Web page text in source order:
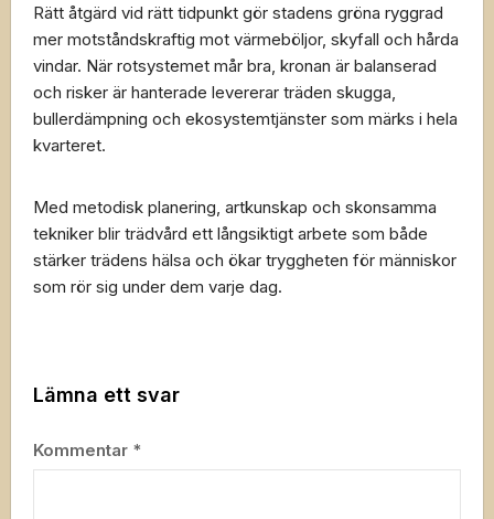
Rätt åtgärd vid rätt tidpunkt gör stadens gröna ryggrad
mer motståndskraftig mot värmeböljor, skyfall och hårda
vindar. När rotsystemet mår bra, kronan är balanserad
och risker är hanterade levererar träden skugga,
bullerdämpning och ekosystemtjänster som märks i hela
kvarteret.
Med metodisk planering, artkunskap och skonsamma
tekniker blir trädvård ett långsiktigt arbete som både
stärker trädens hälsa och ökar tryggheten för människor
som rör sig under dem varje dag.
Lämna ett svar
Kommentar *